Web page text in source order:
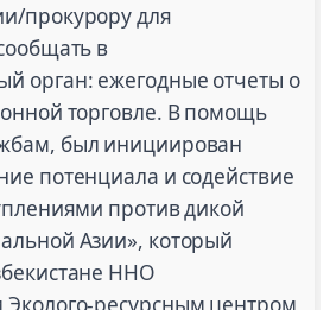
прокурору для
в
орган: ежегодные отчеты о
торговле. В помощь
был инициирован
потенциала и содействие
против дикой
Азии», который
ННО